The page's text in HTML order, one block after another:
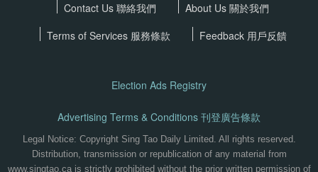
Contact Us 聯絡我們
About Us 關於我們
Terms of Services 服務條款 Feedback 用戶反饋
Election Ads Registry
Advertising Terms & Conditions 刊登廣告條款
Legal Notice: Copyright Sing Tao Daily Limited. All rights reserved.
Distribution, transmission or republication of any material from
www.singtao.ca is strictly prohibited without the prior written permission of